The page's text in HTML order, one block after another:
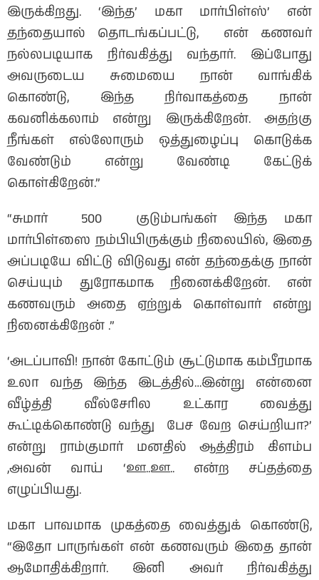
இருக்கிறது. ‘இந்த’ மகா மார்பிள்ஸ்’ என்
தந்தையால் தொடங்கப்பட்டு, என் கணவர்
நல்லபடியாக நிர்வகித்து வந்தார். இப்போது
அவருடைய சுமையை நான் வாங்கிக்
கொண்டு, இந்த நிர்வாகத்தை நான்
கவனிக்கலாம் என்று இருக்கிறேன். அதற்கு
நீங்கள் எல்லோரும் ஒத்துழைப்பு கொடுக்க
வேண்டும் என்று வேண்டி கேட்டுக்
கொள்கிறேன்.”
“சுமார் 500 குடும்பங்கள் இந்த மகா
மார்பிள்ஸை நம்பியிருக்கும் நிலையில், இதை
அப்படியே விட்டு விடுவது என் தந்தைக்கு நான்
செய்யும் துரோகமாக நினைக்கிறேன். என்
கணவரும் அதை ஏற்றுக் கொள்வார் என்று
நினைக்கிறேன் .”
‘அடப்பாவி! நான் கோட்டும் சூட்டுமாக கம்பீரமாக
உலா வந்த இந்த இடத்தில்…இன்று என்னை
வீழ்த்தி வீல்சேரில உட்கார வைத்து
கூட்டிக்கொண்டு வந்து பேச வேற செய்றியா?’
என்று ராம்குமார் மனதில் ஆத்திரம் கிளம்ப
,அவன் வாய் ‘ஊ..ஊ.. என்ற சப்தத்தை
எழுப்பியது.
மகா பாவமாக முகத்தை வைத்துக் கொண்டு,
“இதோ பாருங்கள் என் கணவரும் இதை தான்
ஆமோதிக்கிறார். இனி அவர் நிர்வகித்து